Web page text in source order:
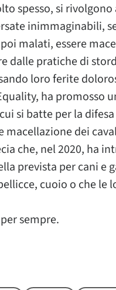
spesso, si
inimmaginabili,
malati, essere
dalle pratiche di
loro ferite
ha promosso
si batte per la
dei
che, nel 2020, ha
prevista per cani e
cuoio o che le
sempre.